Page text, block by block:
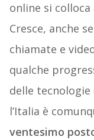
online si colloca
Cresce, anche
chiamate e
qualche
delle
l’Italia è
ventesimo